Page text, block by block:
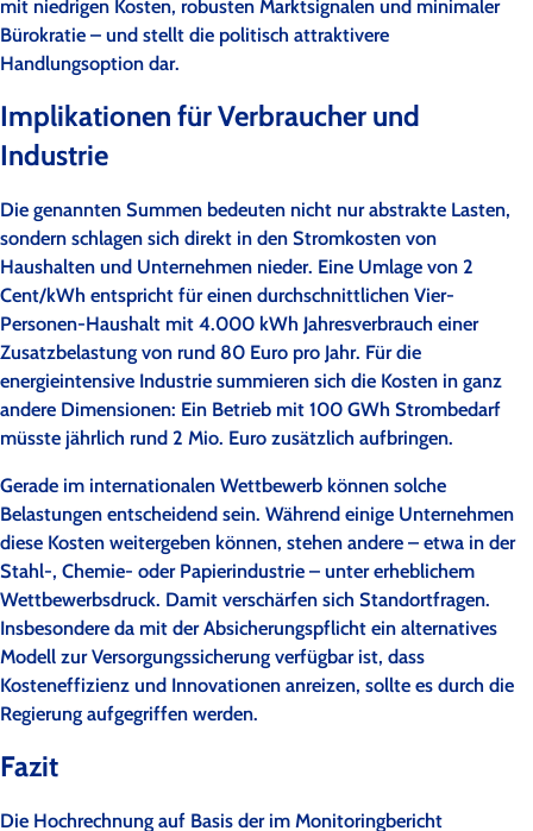
mit niedrigen Kosten, robusten Marktsignalen und minimaler
Bürokratie – und stellt die politisch attraktivere
Handlungsoption dar.
Implikationen für Verbraucher und
Industrie
Die genannten Summen bedeuten nicht nur abstrakte Lasten,
sondern schlagen sich direkt in den Stromkosten von
Haushalten und Unternehmen nieder. Eine Umlage von 2
Cent/kWh entspricht für einen durchschnittlichen Vier-
Personen-Haushalt mit 4.000 kWh Jahresverbrauch einer
Zusatzbelastung von rund 80 Euro pro Jahr. Für die
energieintensive Industrie summieren sich die Kosten in ganz
andere Dimensionen: Ein Betrieb mit 100 GWh Strombedarf
müsste jährlich rund 2 Mio. Euro zusätzlich aufbringen.
Gerade im internationalen Wettbewerb können solche
Belastungen entscheidend sein. Während einige Unternehmen
diese Kosten weitergeben können, stehen andere – etwa in der
Stahl-, Chemie- oder Papierindustrie – unter erheblichem
Wettbewerbsdruck. Damit verschärfen sich Standortfragen.
Insbesondere da mit der Absicherungspflicht ein alternatives
Modell zur Versorgungssicherung verfügbar ist, dass
Kosteneffizienz und Innovationen anreizen, sollte es durch die
Regierung aufgegriffen werden.
Fazit
Die Hochrechnung auf Basis der im Monitoringbericht